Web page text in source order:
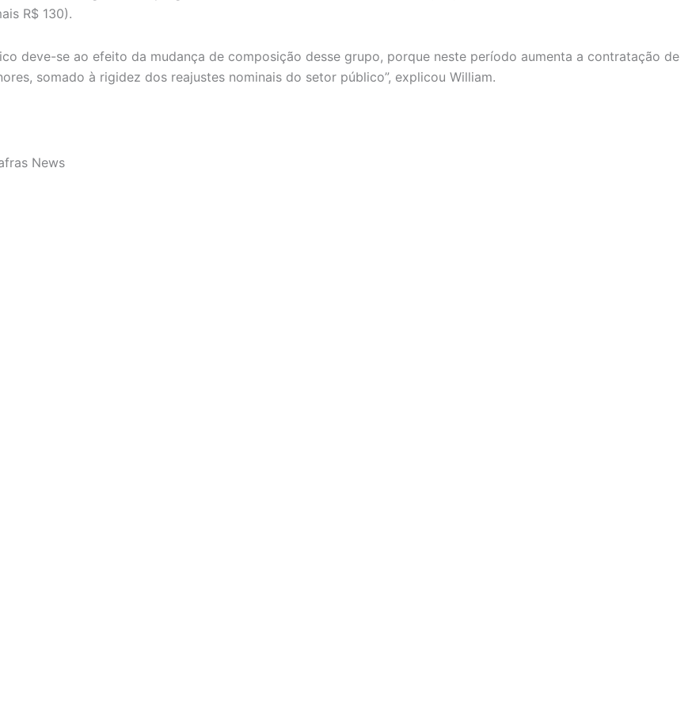
R$ 130).
deve-se ao efeito da mudança de composição desse grupo, porque neste período aumenta a contratação de
somado à rigidez dos reajustes nominais do setor público”, explicou William.
News